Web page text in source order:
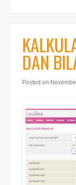
DAN
Posted on